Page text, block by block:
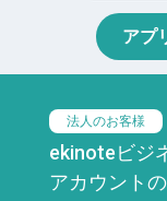
アプ
法人のお客様
ekinoteビジ
アカウント